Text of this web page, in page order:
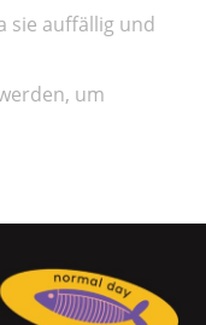
sie auffällig und
um